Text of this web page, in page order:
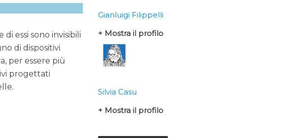
essi sono invisibili
di dispositivi
per essere più
progettati
Gianluigi Filippelli
+ Mostra il profilo
Silvia Casu
+ Mostra il profilo